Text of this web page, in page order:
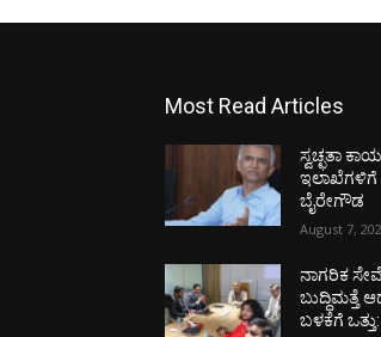
Most Read Articles
ಸ್ವಚ್ಛತಾ
ಇಲಾಖೆಗಳಿಗೆ
ಬೈರೇಗೌಡ
August 7,
ನಾಗರಿಕ
ಬುದ್ಧಿಮತ್ತೆ
ಬಳಕೆಗೆ